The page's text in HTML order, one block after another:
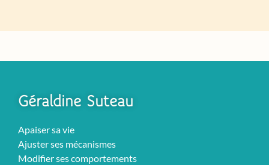
Géraldine Suteau
Apaiser sa vie
Ajuster ses mécanismes
Modifier ses comportements